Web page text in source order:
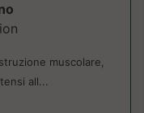
muscolare,
all...